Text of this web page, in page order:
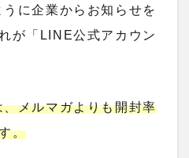
に企業からお知らせを
が「
LINE公式アカウン
メルマガよりも開封率
。